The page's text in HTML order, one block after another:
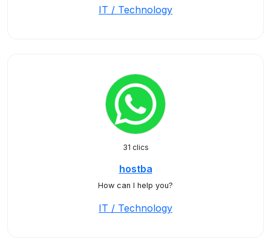
IT / Technology
31 clics
hostba
How can I help you?
IT / Technology